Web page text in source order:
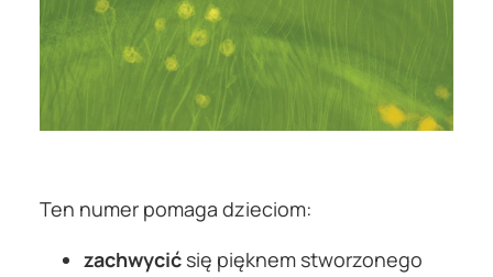
Ten numer pomaga dzieciom:
zachwycić się pięknem stworzonego